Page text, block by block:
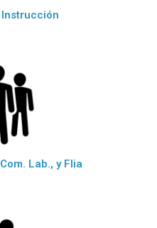
Instrucción
Lab., y Flia